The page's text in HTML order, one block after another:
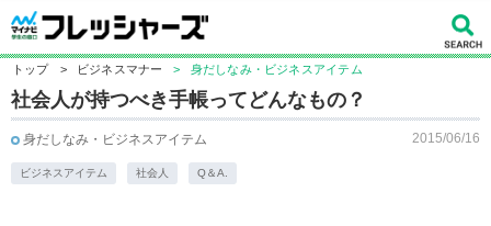
トップ > ビジネスマナー > 身だしなみ・ビジネスアイテム
社会人が持つべき手帳ってどんなもの？
身だしなみ・ビジネスアイテム 2015/06/16
ビジネスアイテム 社会人 Q＆A.